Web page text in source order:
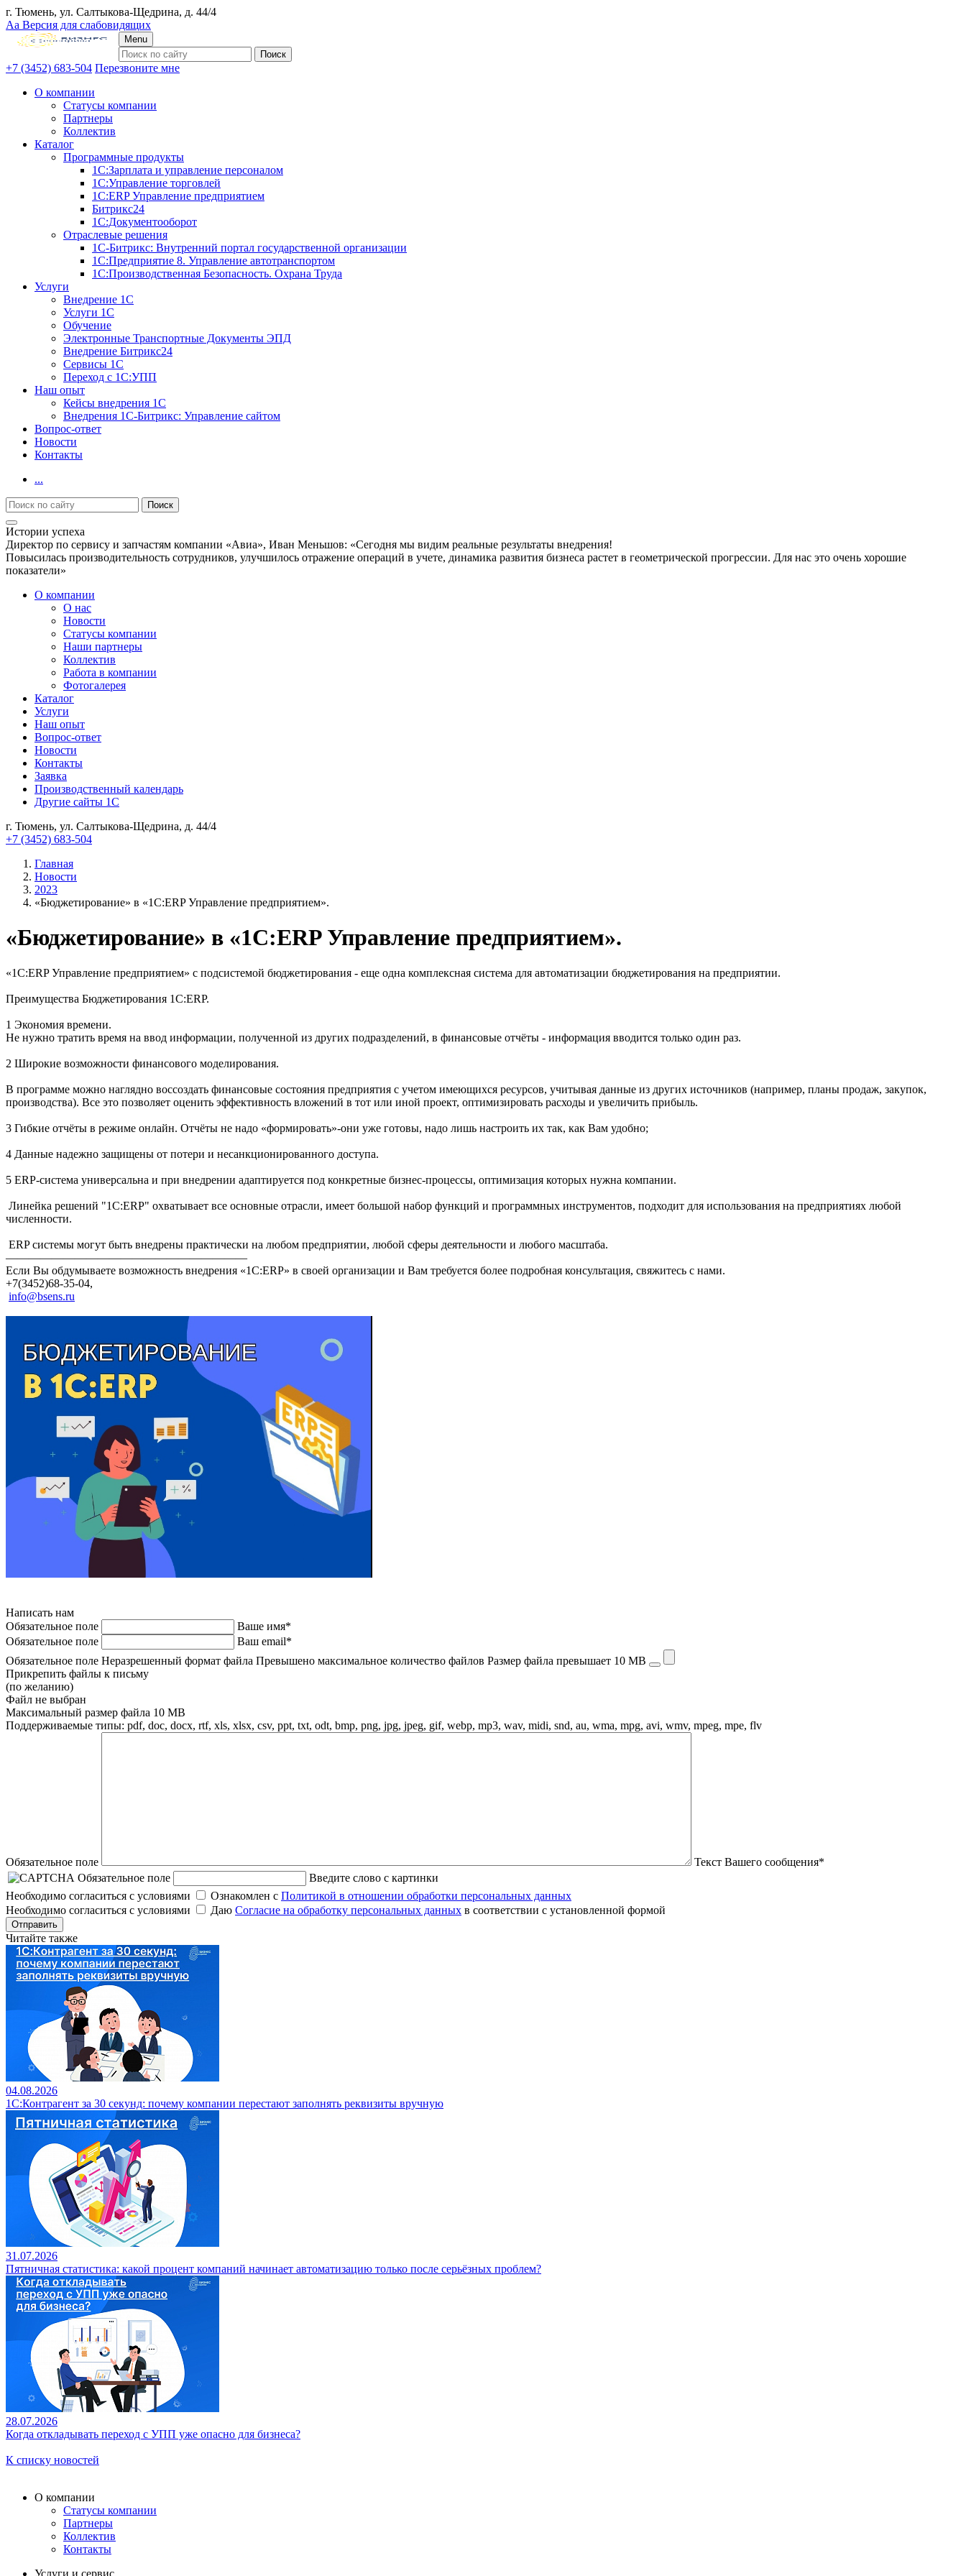
г. Тюмень, ул. Салтыкова-Щедрина, д. 44/4
Аа Версия для слабовидящих
Menu
+7 (3452) 683-504 Перезвоните мне
О компании
Статусы компании
Партнеры
Коллектив
Каталог
Программные продукты
1С:Зарплата и управление персоналом
1С:Управление торговлей
1С:ERP Управление предприятием
Битрикс24
1С:Документооборот
Отраслевые решения
1С-Битрикс: Внутренний портал государственной организации
1С:Предприятие 8. Управление автотранспортом
1С:Производственная Безопасность. Охрана Труда
Услуги
Внедрение 1С
Услуги 1С
Обучение
Электронные Транспортные Документы ЭПД
Внедрение Битрикс24
Сервисы 1С
Переход с 1С:УПП
Наш опыт
Кейсы внедрения 1С
Внедрения 1С-Битрикс: Управление сайтом
Вопрос-ответ
Новости
Контакты
...
Истории успеха
Директор по сервису и запчастям компании «Авиа», Иван Меньшов: «Сегодня мы видим реальные результаты внедрения!
Повысилась производительность сотрудников, улучшилось отражение операций в учете, динамика развития бизнеса растет в геометрической прогрессии. Для нас это очень хорошие
показатели»
О компании
О нас
Новости
Cтатусы компании
Наши партнеры
Коллектив
Работа в компании
Фотогалерея
Каталог
Услуги
Наш опыт
Вопрос-ответ
Новости
Контакты
Заявка
Производственный календарь
Другие сайты 1С
г. Тюмень, ул. Салтыкова-Щедрина, д. 44/4
+7 (3452) 683-504
Главная
Новости
2023
«Бюджетирование» в «1С:ERP Управление предприятием».
«Бюджетирование» в «1С:ERP Управление предприятием».
«1С:ERP Управление предприятием» с подсистемой бюджетирования - еще одна комплексная система для автоматизации бюджетирования на предприятии.
Преимущества Бюджетирования 1С:ERP.
1 Экономия времени.
Не нужно тратить время на ввод информации, полученной из других подразделений, в финансовые отчёты - информация вводится только один раз.
2 Широкие возможности финансового моделирования.
В программе можно наглядно воссоздать финансовые состояния предприятия с учетом имеющихся ресурсов, учитывая данные из других источников (например, планы продаж, закупок,
производства). Все это позволяет оценить эффективность вложений в тот или иной проект, оптимизировать расходы и увеличить прибыль.
3 Гибкие отчёты в режиме онлайн. Отчёты не надо «формировать»-они уже готовы, надо лишь настроить их так, как Вам удобно;
4 Данные надежно защищены от потери и несанкционированного доступа.
5 ERP-система универсальна и при внедрении адаптируется под конкретные бизнес-процессы, оптимизация которых нужна компании.
Линейка решений "1С:ERP" охватывает все основные отрасли, имеет большой набор функций и программных инструментов, подходит для использования на предприятиях любой
численности.
ERP системы могут быть внедрены практически на любом предприятии, любой сферы деятельности и любого масштаба.
—————————————————————
Если Вы обдумываете возможность внедрения «1С:ERP» в своей организации и Вам требуется более подробная консультация, свяжитесь с нами.
+7(3452)68-35-04,
info@bsens.ru
Написать нам
Обязательное поле
Ваше имя*
Обязательное поле
Ваш email*
Обязательное поле Неразрешенный формат файла Превышено максимальное количество файлов Размер файла превышает 10 MB
Прикрепить файлы к письму
(по желанию)
Файл не выбран
Максимальный размер файла 10 MB
Поддерживаемые типы: pdf, doc, docx, rtf, xls, xlsx, csv, ppt, txt, odt, bmp, png, jpg, jpeg, gif, webp, mp3, wav, midi, snd, au, wma, mpg, avi, wmv, mpeg, mpe, flv
Обязательное поле
Текст Вашего сообщения*
Обязательное поле
Введите слово с картинки
Необходимо согласиться с условиями
Ознакомлен с Политикой в отношении обработки персональных данных
Необходимо согласиться с условиями
Даю Согласие на обработку персональных данных в соответствии с установленной формой
Отправить
Читайте также
04.08.2026
1С:Контрагент за 30 секунд: почему компании перестают заполнять реквизиты вручную
31.07.2026
Пятничная статистика: какой процент компаний начинает автоматизацию только после серьёзных проблем?
28.07.2026
Когда откладывать переход с УПП уже опасно для бизнеса?
К списку новостей
О компании
Статусы компании
Партнеры
Коллектив
Контакты
Услуги и сервис